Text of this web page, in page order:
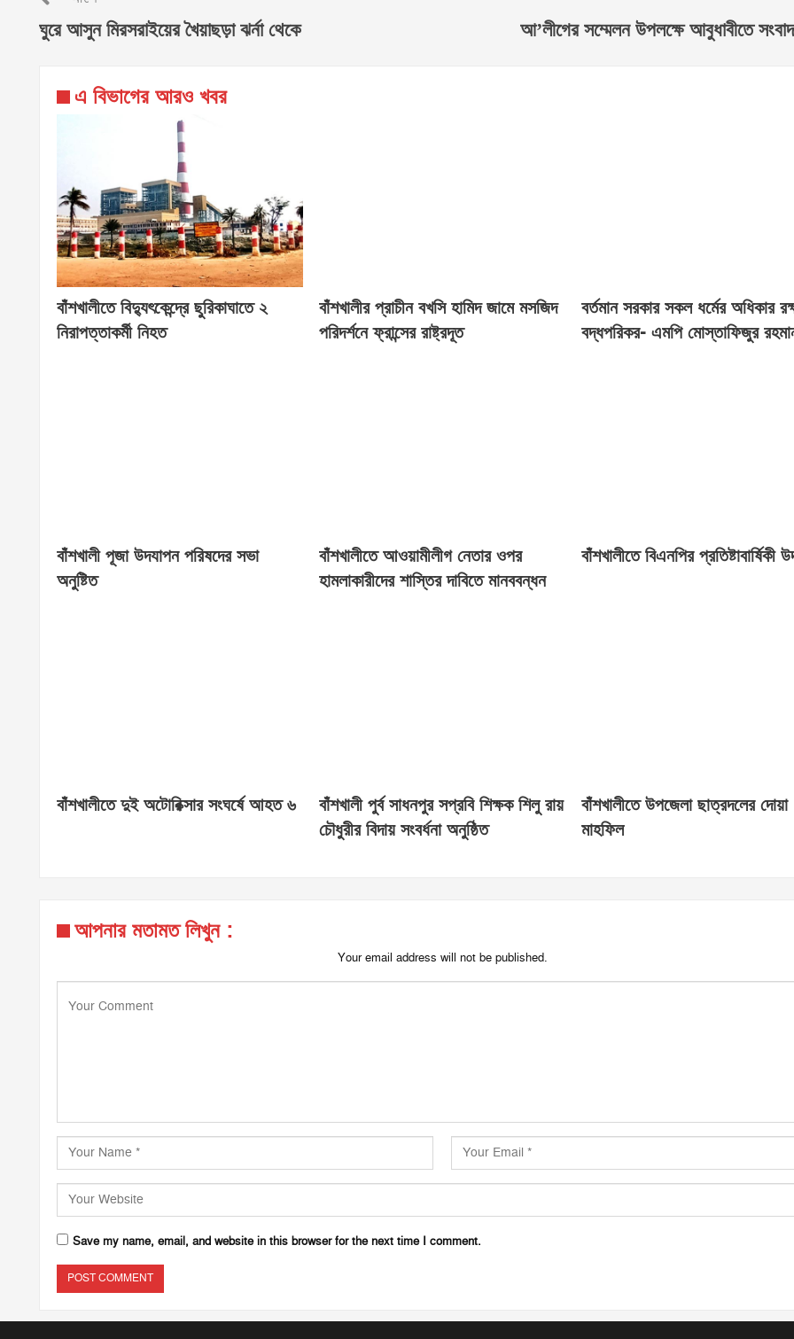
ঘুরে আসুন মিরসরাইয়ের খৈয়াছড়া ঝর্না থেকে আ’লীগের সম্মেলন উপলক্ষে আবুধাবীতে
এ বিভাগের আরও খবর
বাঁশখালীতে বিদ্যুৎকেন্দ্রে ছুরিকাঘাতে ২
নিরাপত্তাকর্মী নিহত
বাঁশখালীর প্রাচীন বখসি হামিদ জামে মসজিদ
পরিদর্শনে ফ্রান্সের রাষ্ট্রদূত
বর্তমান সরকার সকল ধর্মের অধিকার
বদ্ধপরিকর- এমপি মোস্তাফিজুর
বাঁশখালী পূজা উদযাপন পরিষদের সভা
অনুষ্টিত
বাঁশখালীতে আওয়ামীলীগ নেতার ওপর
হামলাকারীদের শাস্তির দাবিতে মানববন্ধন
বাঁশখালীতে বিএনপির প্রতিষ্টাবার্ষিকী
বাঁশখালীতে দুই অটোরিক্সার সংঘর্ষে আহত ৬
বাঁশখালী পুর্ব সাধনপুর সপ্রবি শিক্ষক শিলু রায়
চৌধুরীর বিদায় সংবর্ধনা অনুষ্ঠিত
বাঁশখালীতে উপজেলা ছাত্রদলের দোয়া
মাহফিল
আপনার মতামত লিখুন :
Your email address will not be published.
Save my name, email, and website in this browser for the next time I comment.